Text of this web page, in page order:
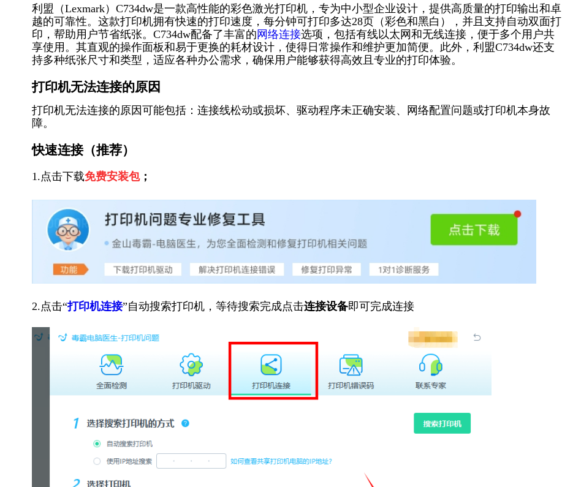
利盟（Lexmark）C734dw是一款高性能的彩色激光打印机，专为中小型企业设计，提供高质量的打印输出和卓
越的可靠性。这款打印机拥有快速的打印速度，每分钟可打印多达28页（彩色和黑白），并且支持自动双面打
印，帮助用户节省纸张。C734dw配备了丰富的 网络连接选项，包括有线以太网和无线连接，便于多个用户共
享使用。其直观的操作面板和易于更换的耗材设计，使得日常操作和维护更加简便。此外，利盟C734dw还支
持多种纸张尺寸和类型，适应各种办公需求，确保用户能够获得高效且专业的打印体验。
打印机无法连接的原因
打印机无法连接的原因可能包括：连接线松动或损坏、驱动程序未正确安装、网络配置问题或打印机本身故
障。
快速连接（推荐）
1.点击下载免费安装包；
2.点击“打印机连接”自动搜索打印机，等待搜索完成点击连接设备即可完成连接